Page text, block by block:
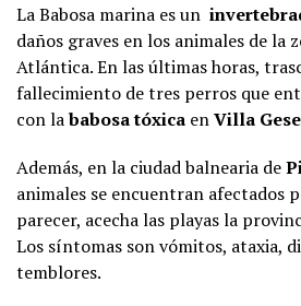
La Babosa marina es un
daños graves en los animales de la
Atlántica. En las últimas horas,
fallecimiento de tres perros que
con lababosa tóxica enVilla
Además, en la ciudad balnearia de
animales se encuentran afectados
parecer, acecha las playas la
Los síntomas son vómitos, ataxia,
temblores.